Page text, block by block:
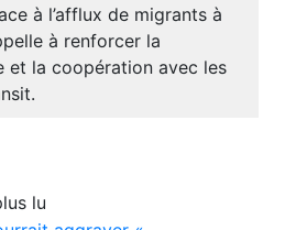
à l’afflux de migrants à
à renforcer la
et la coopération avec les
lu